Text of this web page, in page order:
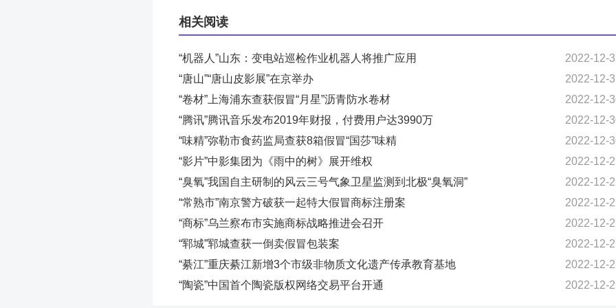
相关阅读
“机器人”山东：变电站巡检作业机器人将推广应用
2022-12-
“唐山”“唐山皮影展”在京举办
2022-12-
“卷材”上海浦东查获假冒“月星”沥青防水卷材
2022-12-
“腾讯”腾讯音乐发布2019年财报，付费用户达3990万
2022-12-
“味精”弥勒市食药监局查获8箱假冒“国莎”味精
2022-12-
“影片”中影集团为《雨中的树》展开维权
2022-12-
“臭氧”我国自主研制的风云三号气象卫星监测到北极“臭氧洞”
2022-12-
“常熟市”南京警方破获一起特大假冒商标注册案
2022-12-
“商标”乌兰察布市实施商标战略推进会召开
2022-12-
“郓城”郓城查获一倒卖假冒包装案
2022-12-
“綦江”重庆綦江新增3个市级非物质文化遗产传承教育基地
2022-12-
“陶瓷”中国首个陶瓷版权网络交易平台开通
2022-12-